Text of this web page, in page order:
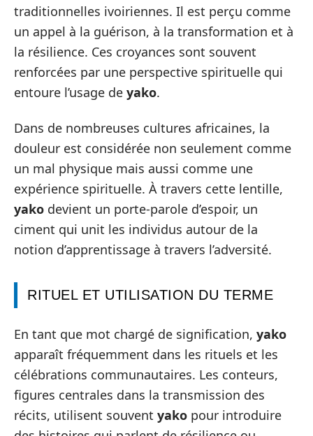
traditionnelles ivoiriennes. Il est perçu comme
un appel à la guérison, à la transformation et à
la résilience. Ces croyances sont souvent
renforcées par une perspective spirituelle qui
entoure l’usage de yako.
Dans de nombreuses cultures africaines, la
douleur est considérée non seulement comme
un mal physique mais aussi comme une
expérience spirituelle. À travers cette lentille,
yako devient un porte-parole d’espoir, un
ciment qui unit les individus autour de la
notion d’apprentissage à travers l’adversité.
RITUEL ET UTILISATION DU TERME
En tant que mot chargé de signification, yako
apparaît fréquemment dans les rituels et les
célébrations communautaires. Les conteurs,
figures centrales dans la transmission des
récits, utilisent souvent yako pour introduire